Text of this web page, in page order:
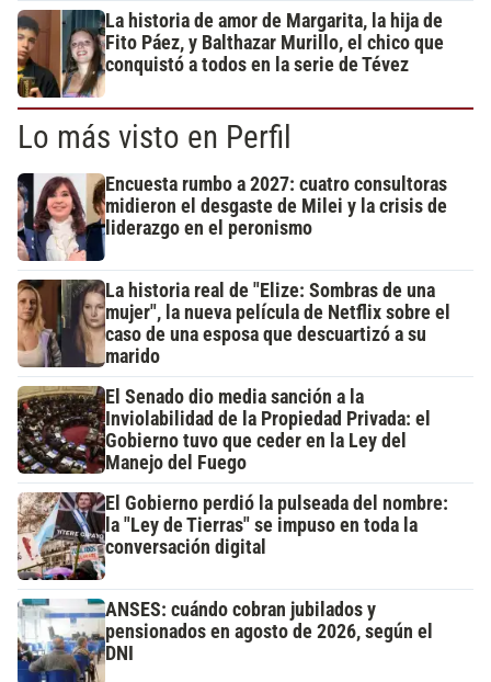
La historia de amor de Margarita, la hija de
Fito Páez, y Balthazar Murillo, el chico que
conquistó a todos en la serie de Tévez
Lo más visto en Perfil
Encuesta rumbo a 2027: cuatro consultoras
midieron el desgaste de Milei y la crisis de
liderazgo en el peronismo
La historia real de "Elize: Sombras de una
mujer", la nueva película de Netflix sobre el
caso de una esposa que descuartizó a su
marido
El Senado dio media sanción a la
Inviolabilidad de la Propiedad Privada: el
Gobierno tuvo que ceder en la Ley del
Manejo del Fuego
El Gobierno perdió la pulseada del nombre:
la "Ley de Tierras" se impuso en toda la
conversación digital
ANSES: cuándo cobran jubilados y
pensionados en agosto de 2026, según el
DNI